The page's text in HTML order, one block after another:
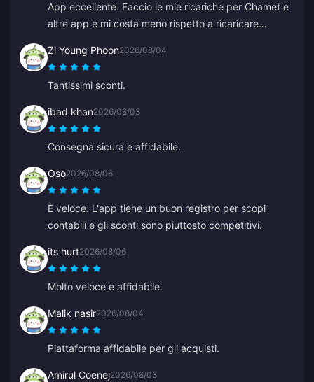
App eccellente. Faccio le mie ricariche per Chamet e
altre app e mi costa meno rispetto a ricaricare
Zi Young Phoon2026/08/04
Tantissimi sconti.
ibad khan2026/08/03
Consegna sicura e affidabile.
Oso2026/08/06
È veloce. L'app tiene un buon registro per scopi
contabili e gli sconti sono piuttosto competitivi.
its hurt2026/08/06
Molto veloce e affidabile.
Malik nasir2026/08/04
Piattaforma affidabile per gli acquisti.
Amirul Coenej2026/08/03